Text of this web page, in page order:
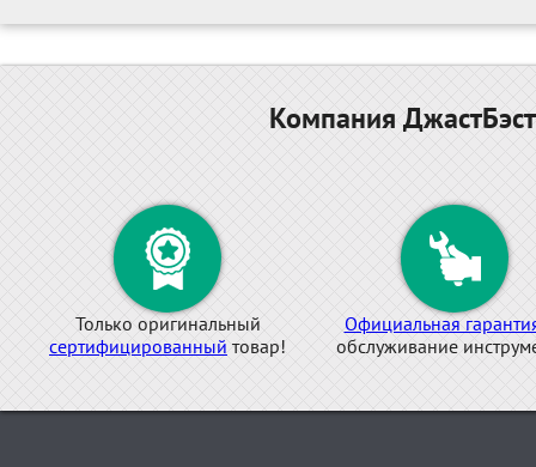
Компания
Только оригинальный
сертифицированный товар!
Официальная
обслуживание